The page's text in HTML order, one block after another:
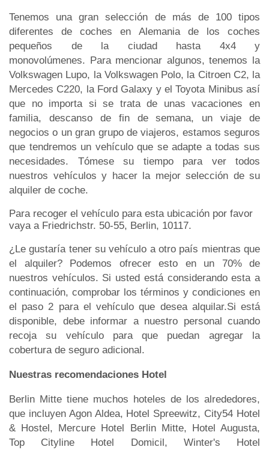
Tenemos una gran selección de más de 100 tipos
diferentes de coches en Alemania de los coches
pequeños de la ciudad hasta 4x4 y
monovolúmenes. Para mencionar algunos, tenemos la
Volkswagen Lupo, la Volkswagen Polo, la Citroen C2, la
Mercedes C220, la Ford Galaxy y el Toyota Minibus así
que no importa si se trata de unas vacaciones en
familia, descanso de fin de semana, un viaje de
negocios o un gran grupo de viajeros, estamos seguros
que tendremos un vehículo que se adapte a todas sus
necesidades. Tómese su tiempo para ver todos
nuestros vehículos y hacer la mejor selección de su
alquiler de coche.
Para recoger el vehículo para esta ubicación por favor
vaya a Friedrichstr. 50-55, Berlin, 10117.
¿Le gustaría tener su vehículo a otro país mientras que
el alquiler? Podemos ofrecer esto en un 70% de
nuestros vehículos. Si usted está considerando esta a
continuación, comprobar los términos y condiciones en
el paso 2 para el vehículo que desea alquilar.Si está
disponible, debe informar a nuestro personal cuando
recoja su vehículo para que puedan agregar la
cobertura de seguro adicional.
Nuestras recomendaciones Hotel
Berlin Mitte tiene muchos hoteles de los alrededores,
que incluyen Agon Aldea, Hotel Spreewitz, City54 Hotel
& Hostel, Mercure Hotel Berlin Mitte, Hotel Augusta,
Top Cityline Hotel Domicil, Winter's Hotel